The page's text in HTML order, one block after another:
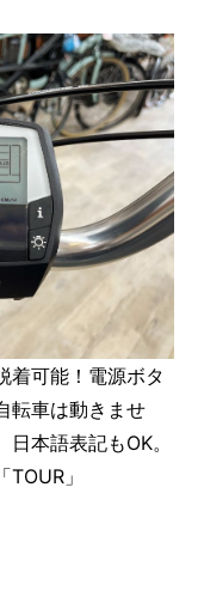
着可能！電源ボタ
転車は動きませ
本語表記もOK。
」